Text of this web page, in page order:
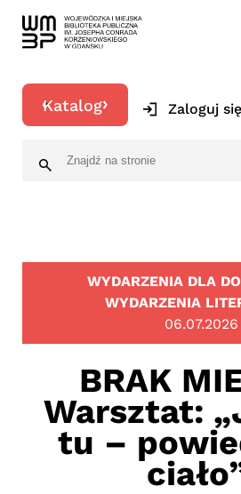
Katalog Zaloguj
WYDARZENIA DLA
WYDARZENIA
06.07.2026
BRAK
Warsztat:
tu –